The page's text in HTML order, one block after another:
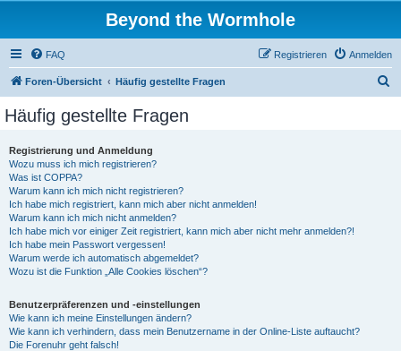
Beyond the Wormhole
FAQ Anmelden
Registrieren
Foren-Übersicht Häufig gestellte Fragen
Häufig gestellte Fragen
Registrierung und Anmeldung
Wozu muss ich mich registrieren?
Was ist COPPA?
Warum kann ich mich nicht registrieren?
Ich habe mich registriert, kann mich aber nicht anmelden!
Warum kann ich mich nicht anmelden?
Ich habe mich vor einiger Zeit registriert, kann mich aber nicht mehr anmelden?!
Ich habe mein Passwort vergessen!
Warum werde ich automatisch abgemeldet?
Wozu ist die Funktion „Alle Cookies löschen“?
Benutzerpräferenzen und -einstellungen
Wie kann ich meine Einstellungen ändern?
Wie kann ich verhindern, dass mein Benutzername in der Online-Liste auftaucht?
Die Forenuhr geht falsch!